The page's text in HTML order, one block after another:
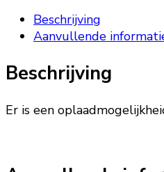
Beschrijving
Aanvullende
Beschrijving
Er is een